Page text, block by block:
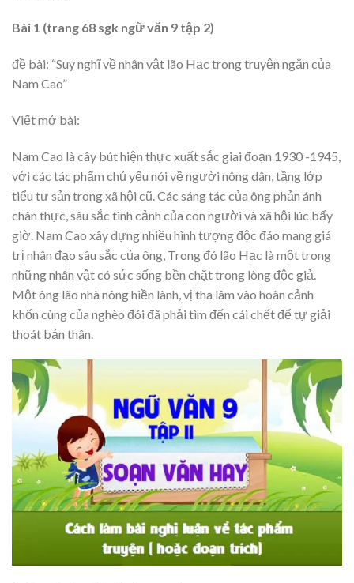
Bài 1 (trang 68 sgk ngữ văn 9 tập 2)
đề bài: “Suy nghĩ về nhân vật lão Hạc trong truyện ngắn của
Nam Cao”
Viết mở bài:
Nam Cao là cây bút hiện thực xuất sắc giai đoạn 1930 -1945,
với các tác phẩm chủ yếu nói về người nông dân, tầng lớp
tiểu tư sản trong xã hội cũ. Các sáng tác của ông phản ánh
chân thực, sâu sắc tình cảnh của con người và xã hội lúc bấy
giờ. Nam Cao xây dựng nhiều hình tượng độc đáo mang giá
trị nhân đạo sâu sắc của ông, Trong đó lão Hạc là một trong
những nhân vật có sức sống bền chặt trong lòng độc giả.
Một ông lão nhà nông hiền lành, vị tha lâm vào hoàn cảnh
khốn cùng của nghèo đói đã phải tìm đến cái chết để tự giải
thoát bản thân.